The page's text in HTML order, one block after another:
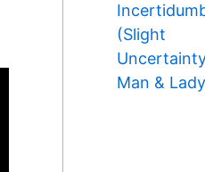
(Slight
Man &